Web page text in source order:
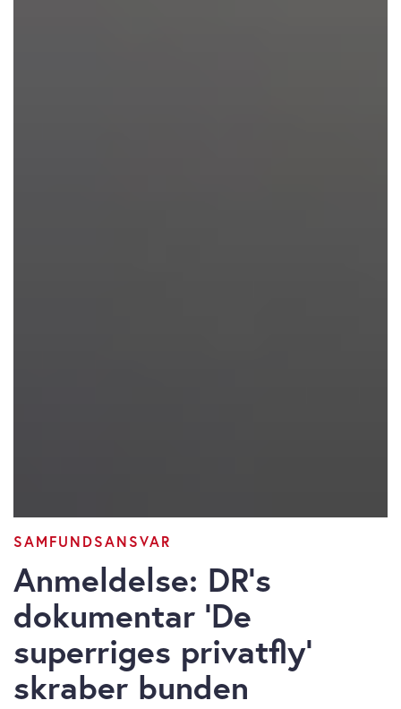
SAMFUNDSANSVAR
Anmeldelse: DR’s
dokumentar ’De
superriges privatfly’
skraber bunden